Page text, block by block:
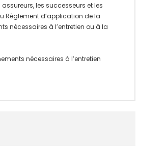
les successeurs et les
Règlement d’application de la
nécessaires à l’entretien ou à la
nécessaires à l’entretien